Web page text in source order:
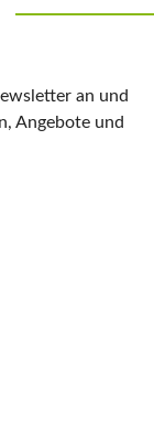
an und
Angebote und